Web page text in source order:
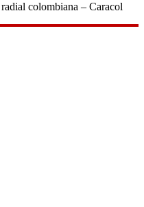
colombiana – Caracol